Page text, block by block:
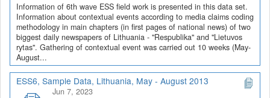
Information of 6th wave ESS field work is presented in this data set.
Information about contextual events according to media claims coding
methodology in main chapters (in first pages of national news) of two
biggest daily newspapers of Lithuania - "Respublika" and "Lietuvos
rytas". Gathering of contextual event was carried out 10 weeks (May-
August...
ESS6, Sample Data, Lithuania, May - August 2013
Jun 7, 2023